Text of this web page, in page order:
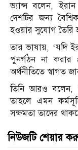
ভ্যান্স বলেন,
দেশটির জন্য
হওয়ার সুযোগ তৈরি
তার ভাষায়, ‘যদি
পুনর্গঠন না করার
অর্থনীতিতে স্বাগত
তিনি আরও বলেন,
তাহলে এমন
সক্ষমতা তাদের
নিউজটি শেয়ার